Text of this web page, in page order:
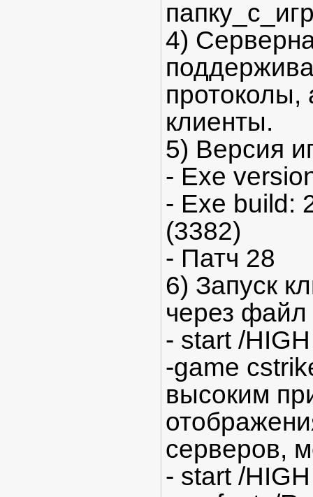
4)
протоколы,
клиенты.
5) Версия
- Exe
- Exe build:
(3382)
- Патч 28
6) Запуск
через файл
- start /
-game
высоким
серверов,
- start /